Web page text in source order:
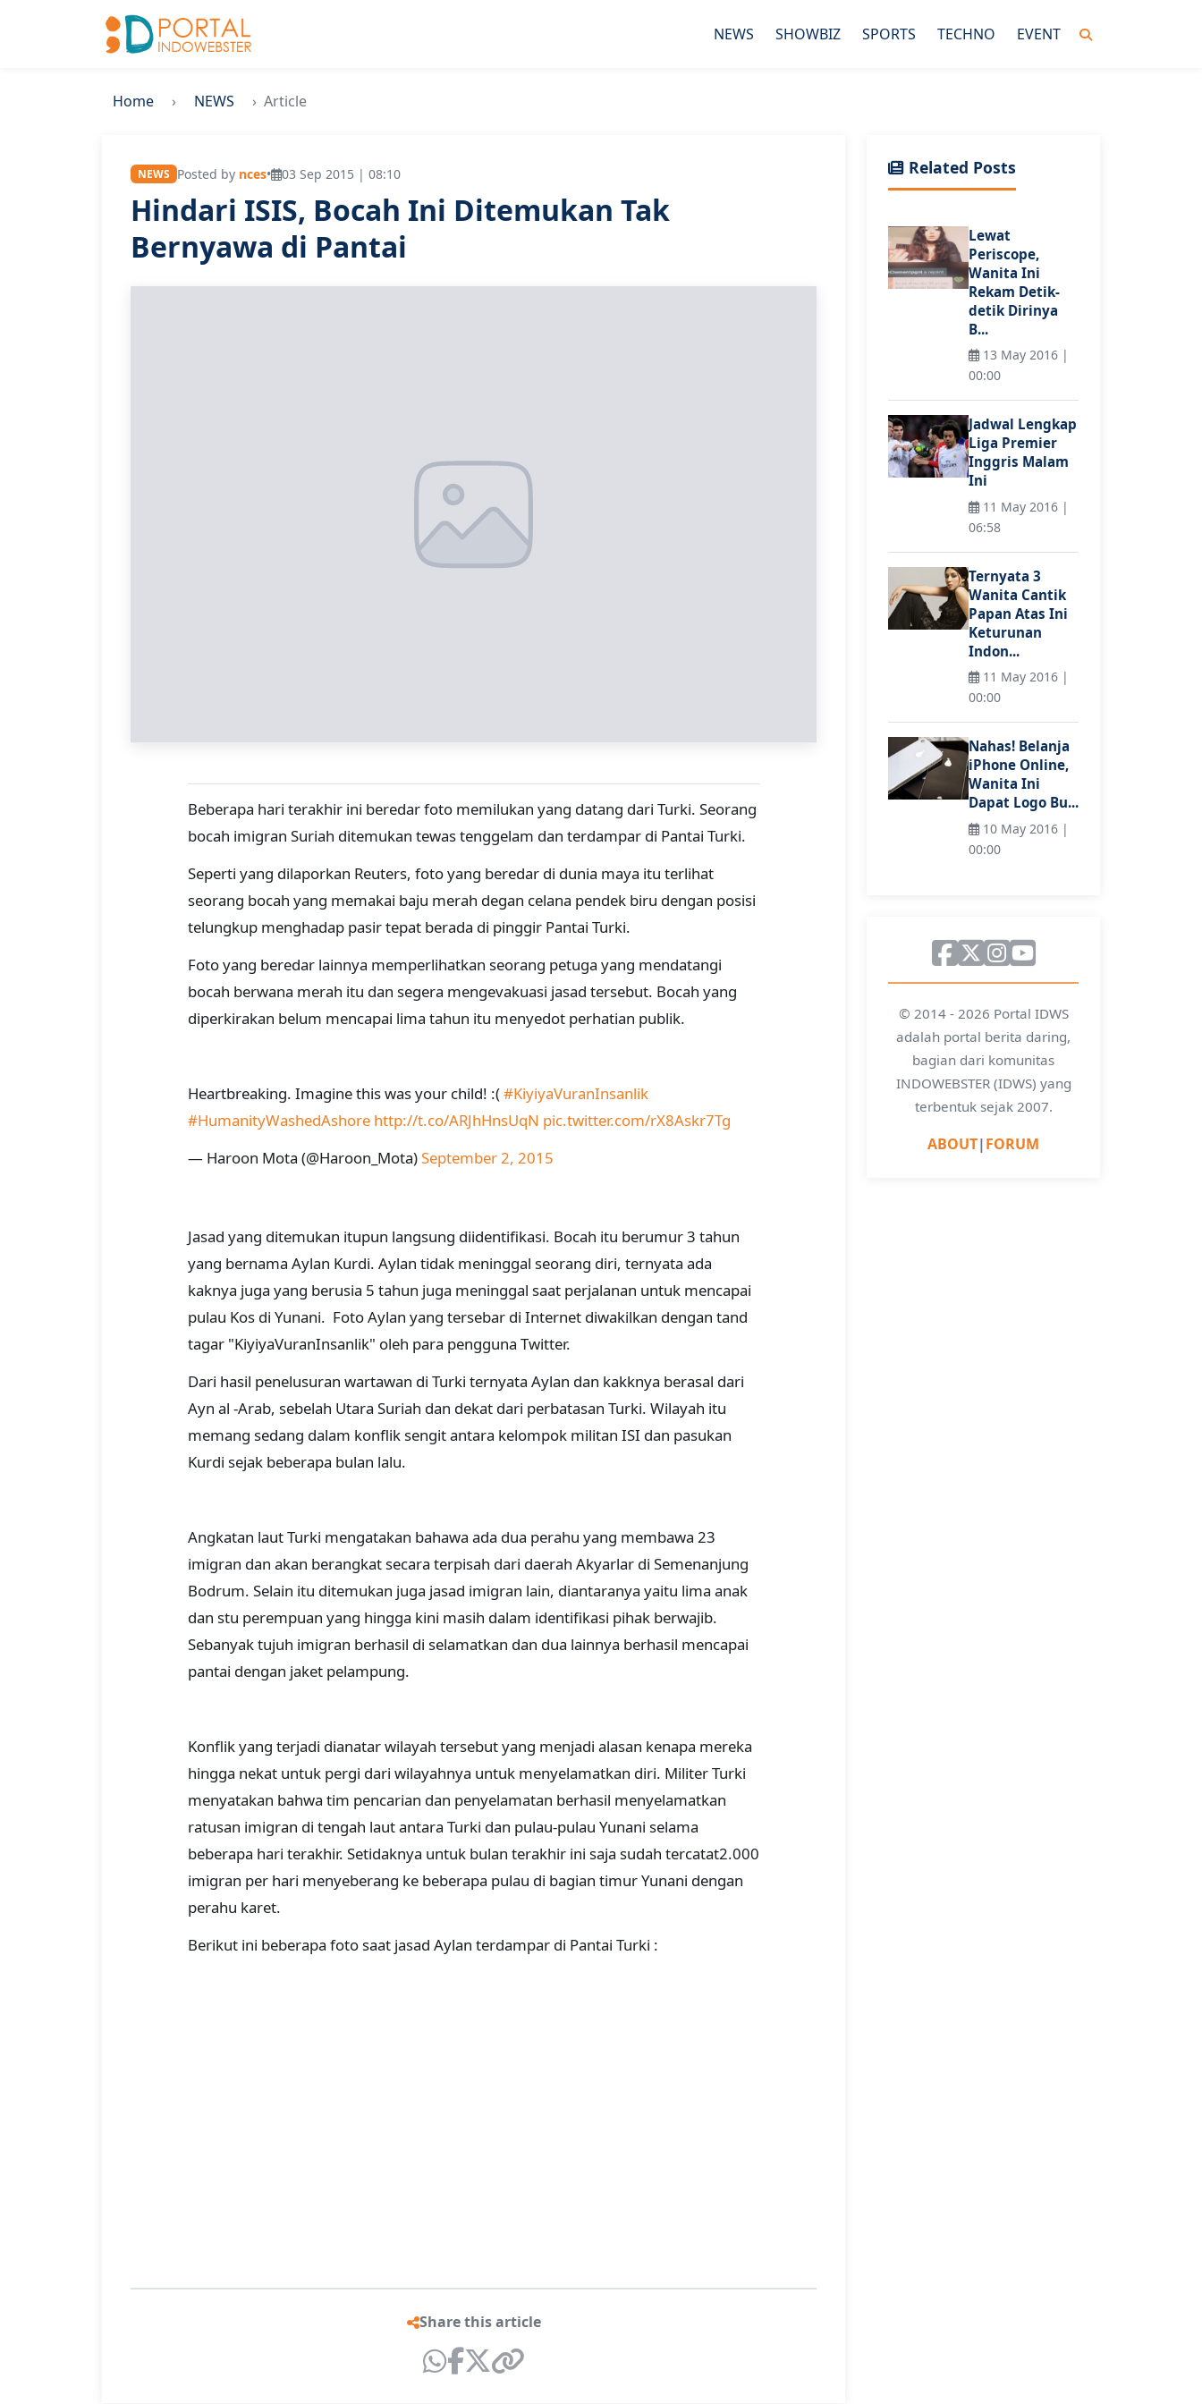
NEWS SHOWBIZ SPORTS TECHNO EVENT
Home NEWS Article
NEWS Posted by nces• 03 Sep 2015 | 08:10
Hindari ISIS, Bocah Ini Ditemukan Tak
Bernyawa di Pantai
Beberapa hari terakhir ini beredar foto memilukan yang datang dari Turki. Seorang
bocah imigran Suriah ditemukan tewas tenggelam dan terdampar di Pantai Turki.
Seperti yang dilaporkan Reuters, foto yang beredar di dunia maya itu terlihat
seorang bocah yang memakai baju merah degan celana pendek biru dengan posisi
telungkup menghadap pasir tepat berada di pinggir Pantai Turki.
Foto yang beredar lainnya memperlihatkan seorang petuga yang mendatangi
bocah berwana merah itu dan segera mengevakuasi jasad tersebut. Bocah yang
diperkirakan belum mencapai lima tahun itu menyedot perhatian publik.
Heartbreaking. Imagine this was your child! :(#KiyiyaVuranInsanlik
#HumanityWashedAshore http://t.co/ARJhHnsUqN pic.twitter.com/rX8Askr7Tg
— Haroon Mota (@Haroon_Mota)September 2, 2015
Jasad yang ditemukan itupun langsung diidentifikasi. Bocah itu berumur 3 tahun
yang bernama Aylan Kurdi. Aylan tidak meninggal seorang diri, ternyata ada
kaknya juga yang berusia 5 tahun juga meninggal saat perjalanan untuk mencapai
pulau Kos di Yunani. Foto Aylan yang tersebar di Internet diwakilkan dengan tand
tagar "KiyiyaVuranInsanlik" oleh para pengguna Twitter.
Dari hasil penelusuran wartawan di Turki ternyata Aylan dan kakknya berasal dari
Ayn al -Arab, sebelah Utara Suriah dan dekat dari perbatasan Turki. Wilayah itu
memang sedang dalam konflik sengit antara kelompok militan ISI dan pasukan
Kurdi sejak beberapa bulan lalu.
Angkatan laut Turki mengatakan bahawa ada dua perahu yang membawa 23
imigran dan akan berangkat secara terpisah dari daerah Akyarlar di Semenanjung
Bodrum. Selain itu ditemukan juga jasad imigran lain, diantaranya yaitu lima anak
dan stu perempuan yang hingga kini masih dalam identifikasi pihak berwajib.
Sebanyak tujuh imigran berhasil di selamatkan dan dua lainnya berhasil mencapai
pantai dengan jaket pelampung.
Konflik yang terjadi dianatar wilayah tersebut yang menjadi alasan kenapa mereka
hingga nekat untuk pergi dari wilayahnya untuk menyelamatkan diri. Militer Turki
menyatakan bahwa tim pencarian dan penyelamatan berhasil menyelamatkan
ratusan imigran di tengah laut antara Turki dan pulau-pulau Yunani selama
beberapa hari terakhir. Setidaknya untuk bulan terakhir ini saja sudah tercatat2.000
imigran per hari menyeberang ke beberapa pulau di bagian timur Yunani dengan
perahu karet.
Berikut ini beberapa foto saat jasad Aylan terdampar di Pantai Turki :
Share this article
Related Posts
Lewat
Periscope,
Wanita Ini
Rekam Detik-
detik Dirinya
B...
13 May 2016 |
00:00
Jadwal Lengkap
Liga Premier
Inggris Malam
Ini
11 May 2016 |
06:58
Ternyata 3
Wanita Cantik
Papan Atas Ini
Keturunan
Indon...
11 May 2016 |
00:00
Nahas! Belanja
iPhone Online,
Wanita Ini
Dapat Logo Bu...
10 May 2016 |
00:00
© 2014 - 2026 Portal IDWS
adalah portal berita daring,
bagian dari komunitas
INDOWEBSTER (IDWS) yang
terbentuk sejak 2007.
ABOUT|FORUM